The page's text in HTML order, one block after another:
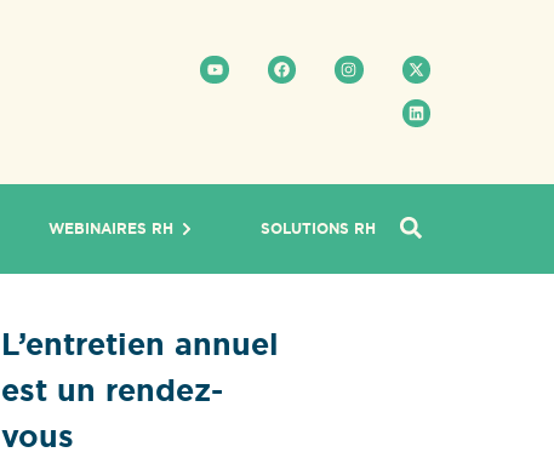
WEBINAIRES RH SOLUTIONS RH
L’entretien annuel
est un rendez-
vous